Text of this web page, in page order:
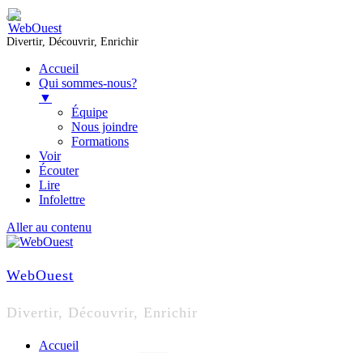
Divertir, Découvrir, Enrichir
Accueil
Qui sommes-nous?
▼
Équipe
Nous joindre
Formations
Voir
Écouter
Lire
Infolettre
Aller au contenu
WebOuest
Divertir, Découvrir, Enrichir
Accueil